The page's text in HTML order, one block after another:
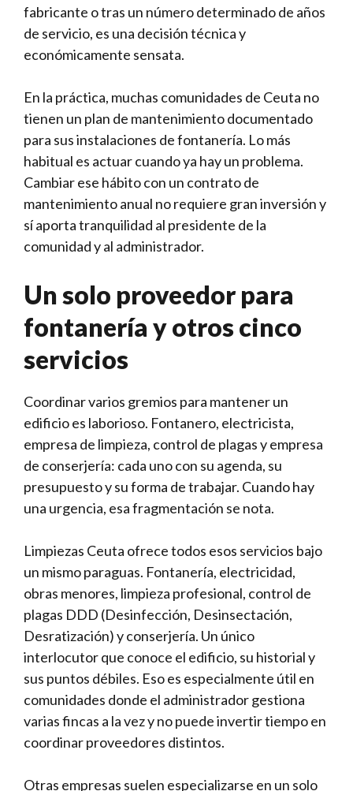
fabricante o tras un número determinado de años
de servicio, es una decisión técnica y
económicamente sensata.
En la práctica, muchas comunidades de Ceuta no
tienen un plan de mantenimiento documentado
para sus instalaciones de fontanería. Lo más
habitual es actuar cuando ya hay un problema.
Cambiar ese hábito con un contrato de
mantenimiento anual no requiere gran inversión y
sí aporta tranquilidad al presidente de la
comunidad y al administrador.
Un solo proveedor para
fontanería y otros cinco
servicios
Coordinar varios gremios para mantener un
edificio es laborioso. Fontanero, electricista,
empresa de limpieza, control de plagas y empresa
de conserjería: cada uno con su agenda, su
presupuesto y su forma de trabajar. Cuando hay
una urgencia, esa fragmentación se nota.
Limpiezas Ceuta ofrece todos esos servicios bajo
un mismo paraguas. Fontanería, electricidad,
obras menores, limpieza profesional, control de
plagas DDD (Desinfección, Desinsectación,
Desratización) y conserjería. Un único
interlocutor que conoce el edificio, su historial y
sus puntos débiles. Eso es especialmente útil en
comunidades donde el administrador gestiona
varias fincas a la vez y no puede invertir tiempo en
coordinar proveedores distintos.
Otras empresas suelen especializarse en un solo